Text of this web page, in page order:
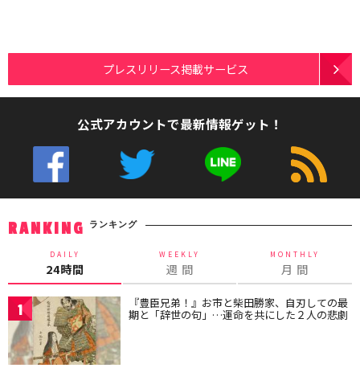
プレスリリース掲載サービス
公式アカウントで最新情報ゲット！
RANKING ランキング
DAILY
24時間
WEEKLY
週 間
MONTHLY
月 間
1 『豊臣兄弟！』お市と柴田勝家、自刃しての最
期と「辞世の句」…運命を共にした２人の悲劇